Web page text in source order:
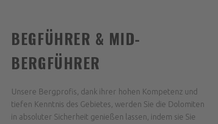
BEGFÜHRER & MID-
BERGFÜHRER
Unsere Bergprofis, dank ihrer hohen Kompetenz und
tiefen Kenntnis des Gebietes, werden Sie die Dolomiten
in absoluter Sicherheit genießen lassen, indem sie Sie